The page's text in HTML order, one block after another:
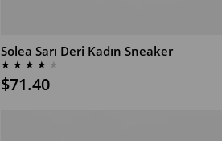
В КОРЗИНУ
Solea Sarı Deri Kadın Sneaker
★ ★ ★ ★ ★
$71.40